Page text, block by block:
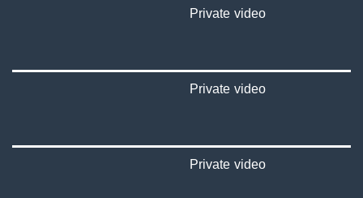
Private video
Private video
Private video